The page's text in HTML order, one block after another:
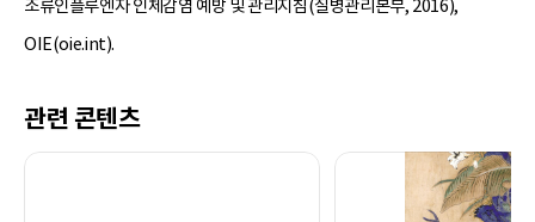
조류인플루엔자 인체감염 예방 및 관리지침(질병관리본부, 2016),
OIE(oie.int).
관련 콘텐츠